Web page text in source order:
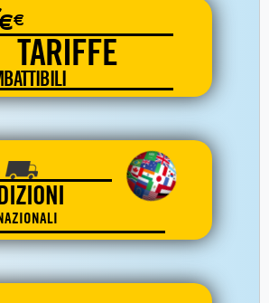
€
TARIFFE